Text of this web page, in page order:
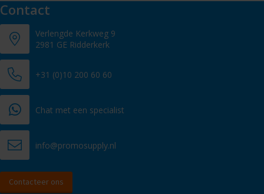
Contact
Verlengde Kerkweg 9
2981 GE Ridderkerk
+31 (0)10 200 60 60
Chat met een specialist
info@promosupply.nl
Contacteer ons